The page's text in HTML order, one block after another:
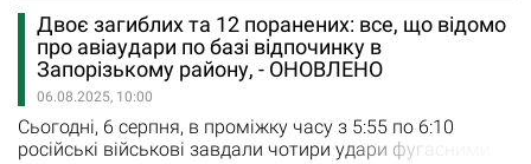
Вранці 9 серпня окупанти вбили двох мирних
мешканців. Російський fpv-дрон влучив у автомобіль,
що їхав по території Біленьківської громади. Автівка
загорілася. На жаль, двоє людей, що були всередині,
загинули.
Двоє загиблих та 12 поранених: все, що відомо
про авіаудари по базі відпочинку в
Запорізькому району, - ОНОВЛЕНО
06.08.2025, 10:00
Сьогодні, 6 серпня, в проміжку часу з 5:55 по 6:10
російські військові завдали чотири удари фугасними